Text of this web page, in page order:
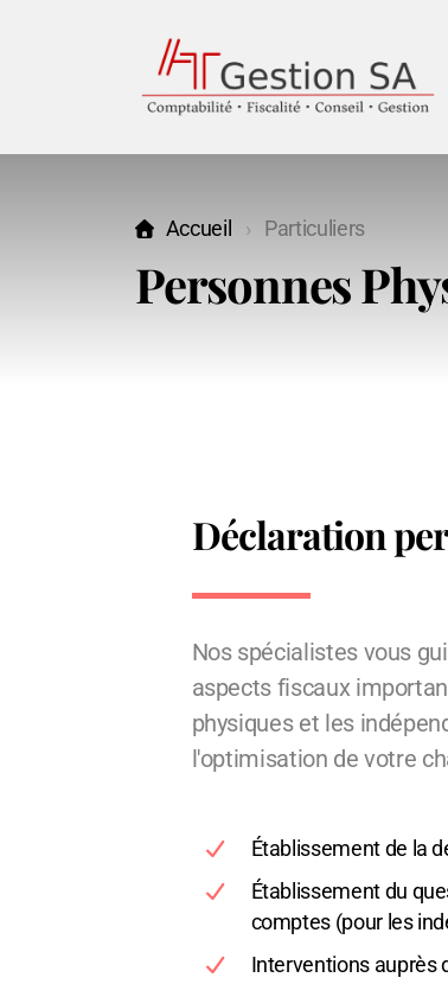
Accueil Particuliers
Personnes
Déclaration
Nos spécialistes vous
aspects fiscaux
physiques et les
l'optimisation de votre
Établissement de la
Établissement du
comptes (pour les
Interventions auprès